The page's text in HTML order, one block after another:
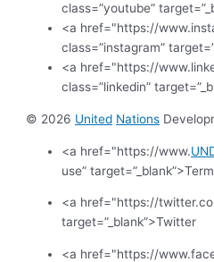
class=”youtube”
<a href="https://
class=”instagram”
<a href="https://
class=”linkedin”
© 2026 United Nations
<a href="https://www.
use”
<a href="https://
target=”_blank”>Twitter
<a href="https://